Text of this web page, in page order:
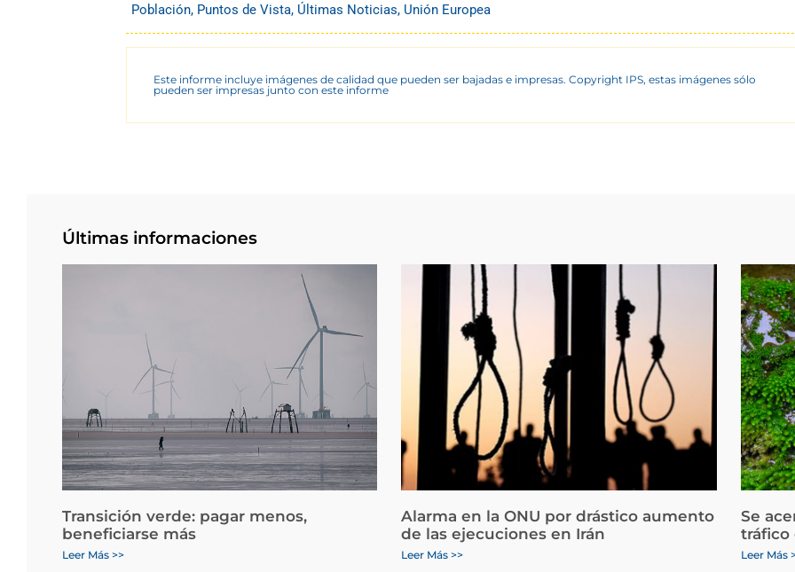
Población, Puntos de Vista, Últimas Noticias, Unión Europea
Este informe incluye imágenes de calidad que pueden ser bajadas e impresas. Copyright IPS, estas imágenes sólo
pueden ser impresas junto con este informe
Últimas informaciones
Transición verde: pagar menos,
beneficiarse más
Leer Más >>
Alarma en la ONU por drástico aumento
de las ejecuciones en Irán
Leer Más >>
Se
tráfico
Leer Más